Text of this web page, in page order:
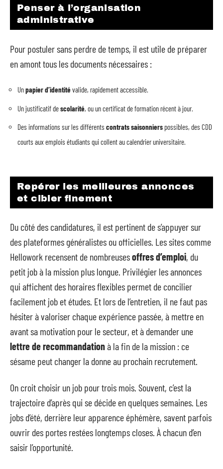
Penser à l’organisation
administrative
Pour postuler sans perdre de temps, il est utile de préparer
en amont tous les documents nécessaires :
Unpapier d’identitévalide, rapidement accessible.
Un justificatif descolarité, ou un certificat de formation récent à jour.
Des informations sur les différents contrats saisonniers possibles, des CDD
courts aux emplois étudiants qui collent au calendrier universitaire.
Repérer les meilleures annonces
et cibler finement
Du côté des candidatures, il est pertinent de s’appuyer sur
des plateformes généralistes ou officielles. Les sites comme
Hellowork recensent de nombreusesoffres d’emploi, du
petit job à la mission plus longue. Privilégier les annonces
qui affichent des horaires flexibles permet de concilier
facilement job et études. Et lors de l’entretien, il ne faut pas
hésiter à valoriser chaque expérience passée, à mettre en
avant sa motivation pour le secteur, et à demander une
lettre de recommandationà la fin de la mission : ce
sésame peut changer la donne au prochain recrutement.
On croit choisir un job pour trois mois. Souvent, c’est la
trajectoire d’après qui se décide en quelques semaines. Les
jobs d’été, derrière leur apparence éphémère, savent parfois
ouvrir des portes restées longtemps closes. À chacun d’en
saisir l’opportunité.